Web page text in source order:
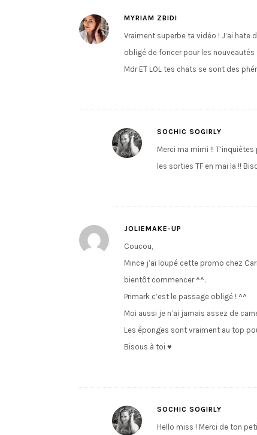
MYRIAM ZBIDI
Vraiment superbe ta vidéo ! J’ai hate
obligé de foncer pour les nouveautés
Mdr ET LOL tes chats se sont des
SOCHIC SOGIRLY
Merci ma mimi !!
les sorties TF en mai la !!
JOLIEMAKE-UP
Coucou,
Mince j’ai loupé cette promo chez
bientôt commencer ^^.
Primark c’est le passage obligé ! ^^
Moi aussi je n’ai jamais assez de
Les éponges sont vraiment au top
Bisous à toi ♥
SOCHIC SOGIRLY
Hello miss ! Merci de ton